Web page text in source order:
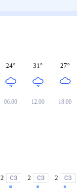
24°
06:00
31°
12:00
27°
18:00
2 СЗ 2 СЗ 2 СЗ